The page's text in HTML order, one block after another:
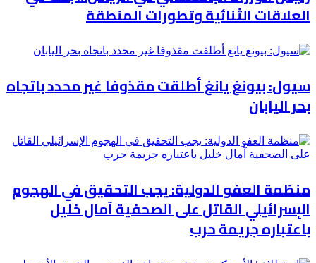
العلاقات الثنائية وتطورات المنطقة
سيول: بيونغ يانغ أطلقت مقذوفا غير محدد باتجاه
بحر اليابان
منظمة العفو الدولية: يجب التحقيق في الهجوم
الإسرائيلي القاتل على الصحفية آمال خليل
باعتباره جريمة حرب